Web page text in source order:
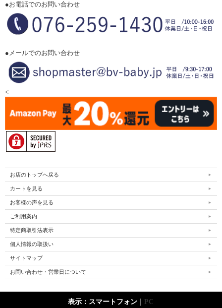
●お電話でのお問い合わせ
●メールでのお問い合わせ
<
お店のトップへ戻る
カートを見る
お客様の声を見る
ご利用案内
特定商取引法表示
個人情報の取扱い
サイトマップ
お問い合わせ・営業日について
表示：スマートフォン｜ PC